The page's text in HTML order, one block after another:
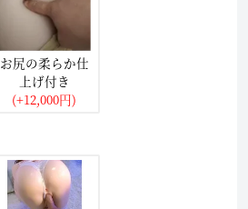
お尻の柔らか仕
上げ付き
(+12,000円)